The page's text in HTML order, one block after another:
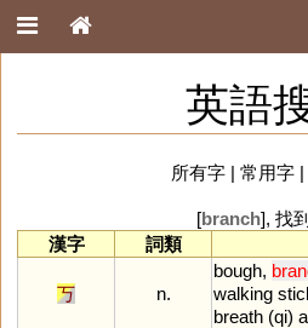
英語
所有字| 常用字|
[branch], 找
漢字
詞類
丂 n.
bough,
walking
breath (qi)